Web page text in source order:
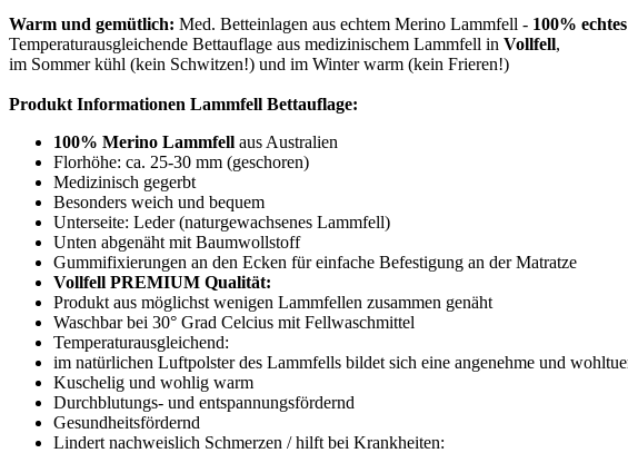
Warm und gemütlich: Med. Betteinlagen aus echtem Merino Lammfell - 100%
Temperaturausgleichende Bettauflage aus medizinischem Lammfell in Vollfell,
im Sommer kühl (kein Schwitzen!) und im Winter warm (kein Frieren!)
Produkt Informationen Lammfell Bettauflage:
100% Merino Lammfell aus Australien
Florhöhe: ca. 25-30 mm (geschoren)
Medizinisch gegerbt
Besonders weich und bequem
Unterseite: Leder (naturgewachsenes Lammfell)
Unten abgenäht mit Baumwollstoff
Gummifixierungen an den Ecken für einfache Befestigung an der Matratze
Vollfell PREMIUM Qualität:
Produkt aus möglichst wenigen Lammfellen zusammen genäht
Waschbar bei 30° Grad Celcius mit Fellwaschmittel
Temperaturausgleichend:
im natürlichen Luftpolster des Lammfells bildet sich eine angenehme und
Kuschelig und wohlig warm
Durchblutungs- und entspannungsfördernd
Gesundheitsfördernd
Lindert nachweislich Schmerzen / hilft bei Krankheiten: